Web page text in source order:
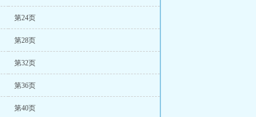
第24页
第28页
第32页
第36页
第40页